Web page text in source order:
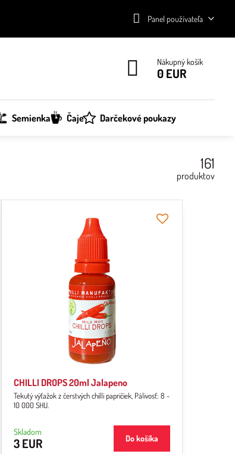
Panel používateľa
Nákupný košík
0 EUR
Semienka Čaje Darčekové poukazy
161
produktov
CHILLI DROPS 20ml Jalapeno
Tekutý výťažok z čerstvých chilli papričiek, Pálivosť: 8 -
10 000 SHU.
Skladom
3 EUR Do košíka